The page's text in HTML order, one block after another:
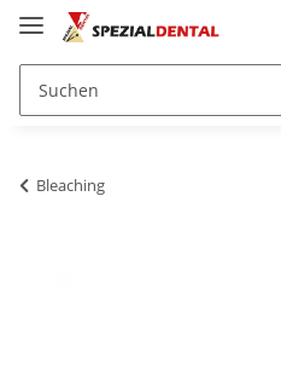
Bleaching